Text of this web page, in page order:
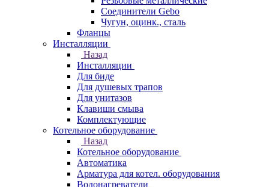
Соединители Gebo
Чугун, оцинк., сталь
Фланцы
Инсталляции
Назад
Инсталляции
Для биде
Для душевых трапов
Для унитазов
Клавиши смыва
Комплектующие
Котельное оборудование
Назад
Котельное оборудование
Автоматика
Арматура для котел. оборудования
Водонагреватели